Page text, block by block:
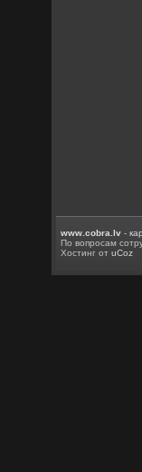
www.cobra.lv -
По вопросам
Хостинг отuCoz